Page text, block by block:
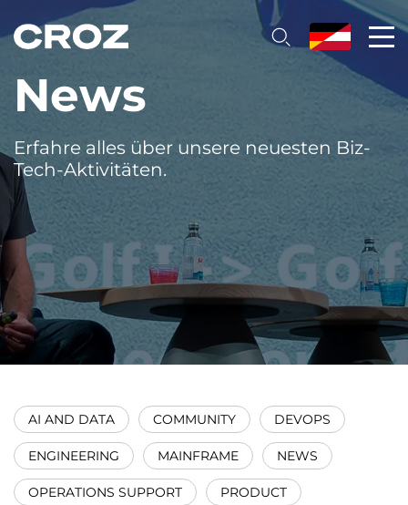
News
Erfahre alles über unsere neuesten Biz-
Tech-Aktivitäten.
AI AND DATA COMMUNITY DEVOPS
ENGINEERING MAINFRAME NEWS
OPERATIONS SUPPORT PRODUCT